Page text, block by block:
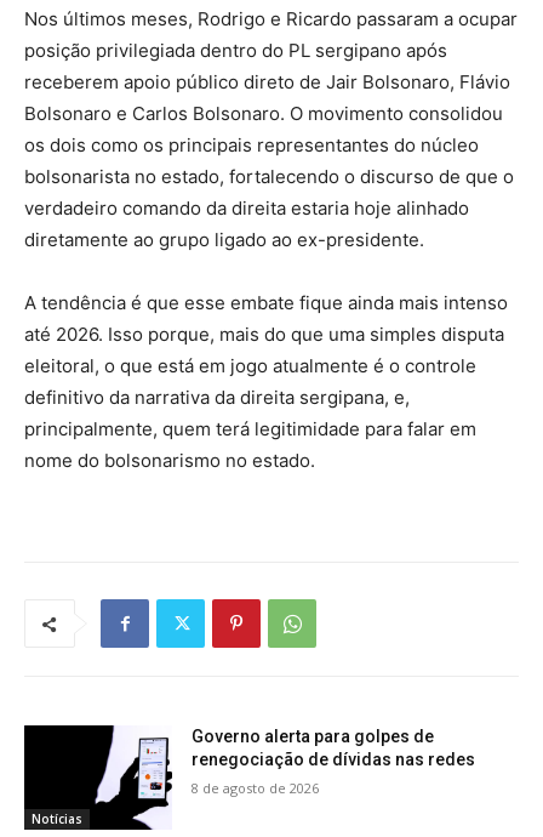
Nos últimos meses, Rodrigo e Ricardo passaram a ocupar
posição privilegiada dentro do PL sergipano após
receberem apoio público direto de Jair Bolsonaro, Flávio
Bolsonaro e Carlos Bolsonaro. O movimento consolidou
os dois como os principais representantes do núcleo
bolsonarista no estado, fortalecendo o discurso de que o
verdadeiro comando da direita estaria hoje alinhado
diretamente ao grupo ligado ao ex-presidente.
A tendência é que esse embate fique ainda mais intenso
até 2026. Isso porque, mais do que uma simples disputa
eleitoral, o que está em jogo atualmente é o controle
definitivo da narrativa da direita sergipana, e,
principalmente, quem terá legitimidade para falar em
nome do bolsonarismo no estado.
Notícias
Governo alerta para golpes de
renegociação de dívidas nas redes
8 de agosto de 2026